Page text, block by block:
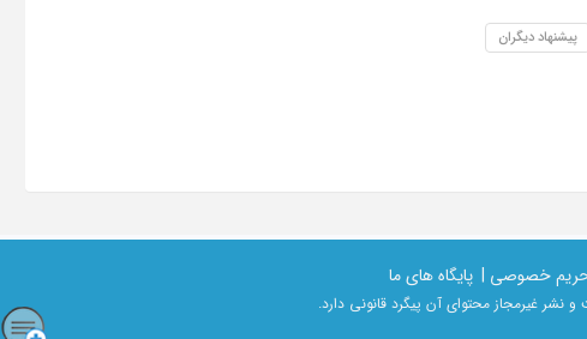
پیشنهاد دیگران
خصوصی | پایگاه های ما
نشر غیرمجاز محتوای آن پیگرد قانونی دارد.